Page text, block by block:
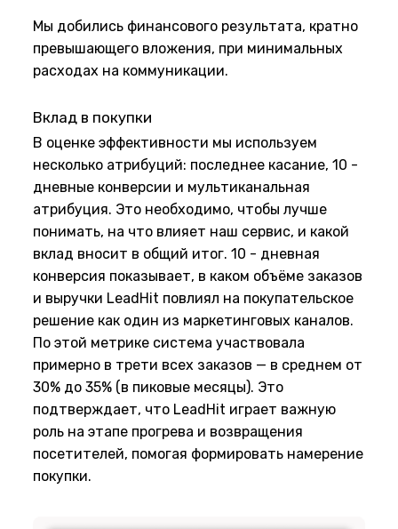
Мы добились финансового результата, кратно
превышающего вложения, при минимальных
расходах на коммуникации.
Вклад в покупки
В оценке эффективности мы используем
несколько атрибуций: последнее касание, 10 -
дневные конверсии и мультиканальная
атрибуция. Это необходимо, чтобы лучше
понимать, на что влияет наш сервис, и какой
вклад вносит в общий итог. 10 - дневная
конверсия показывает, в каком объёме заказов
и выручки LeadHit повлиял на покупательское
решение как один из маркетинговых каналов.
По этой метрике система участвовала
примерно в трети всех заказов — в среднем от
30% до 35% (в пиковые месяцы). Это
подтверждает, что LeadHit играет важную
роль на этапе прогрева и возвращения
посетителей, помогая формировать намерение
покупки.